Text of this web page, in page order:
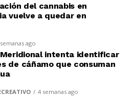
del cannabis en
vuelve a quedar en
ago
intenta identificar
de cáñamo que consuman
4 semanas ago